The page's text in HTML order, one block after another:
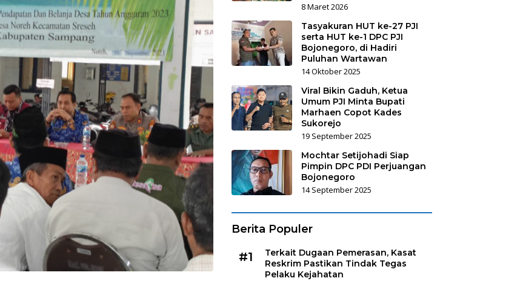
8 Maret 2026
Tasyakuran HUT ke-27 PJI
serta HUT ke-1 DPC PJI
Bojonegoro, di Hadiri
Puluhan Wartawan
14 Oktober 2025
Viral Bikin Gaduh, Ketua
Umum PJI Minta Bupati
Marhaen Copot Kades
Sukorejo
19 September 2025
Mochtar Setijohadi Siap
Pimpin DPC PDI Perjuangan
Bojonegoro
14 September 2025
Berita Populer
#1
Terkait Dugaan Pemerasan, Kasat
Reskrim Pastikan Tindak Tegas
Pelaku Kejahatan